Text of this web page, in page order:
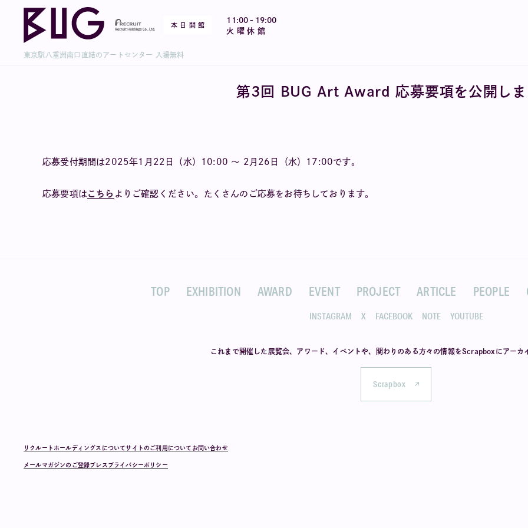
本 日 開 館
11:00 - 19:00
火 曜 休 館
東京駅八重洲南口直結のアートセンター 入場無料
第3回 BUG Art Award 応募要項を公開しま
応募受付期間は2025年1月22日（水）10:00 〜 2月26日（水）17:00です。
応募要項は こちら よりご確認ください。たくさんのご応募をお待ちしております。
TOP EXHIBITION AWARD EVENT PROJECT ARTICLE PEOPLE
INSTAGRAM X FACEBOOK NOTE YOUTUBE
これまで開催した展覧会、アワード、イベントや、 関わりのある方々の情報をScrapboxにアーカ
Scrapbox
リクルートホールディングスについてサイトのご利用について お問い合わせ
メールマガジンのご登録プレス プライバシーポリシー